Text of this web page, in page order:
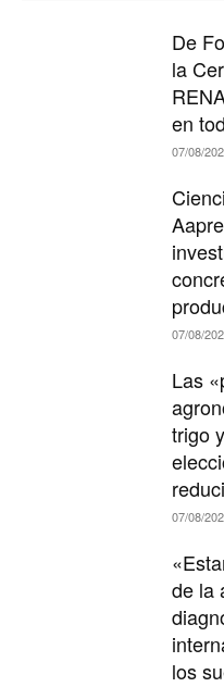
De
la
en
07/08/
07/08/
Las
trigo
07/08/
de la
los